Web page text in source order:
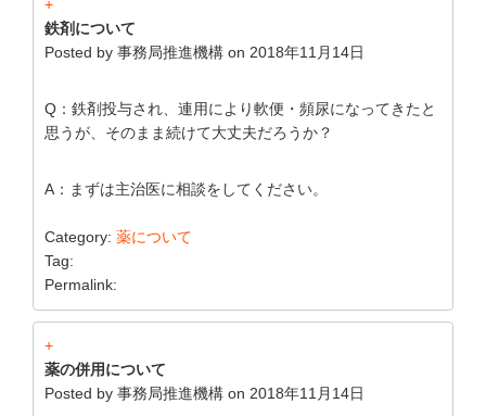
+
鉄剤について
Posted by 事務局推進機構 on 2018年11月14日
Q：鉄剤投与され、連用により軟便・頻尿になってきたと
思うが、そのまま続けて大丈夫だろうか？
A：まずは主治医に相談をしてください。
Category: 薬について
Tag:
Permalink:
+
薬の併用について
Posted by 事務局推進機構 on 2018年11月14日